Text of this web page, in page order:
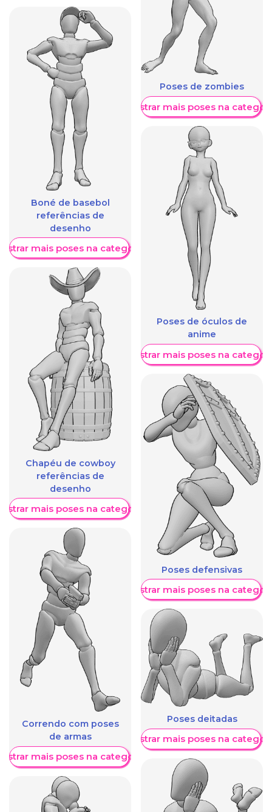
Boné de basebol
referências de
desenho
mais poses na categoria
Chapéu de cowboy
referências de
desenho
mais poses na categoria
Correndo com poses
de armas
mais poses na categoria
Poses de zombies
Mostrar mais poses na
Poses de óculos de
anime
Mostrar mais poses na
Poses defensivas
Mostrar mais poses na
Poses deitadas
Mostrar mais poses na